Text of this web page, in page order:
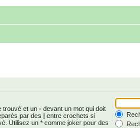
trouvé et un - devant un mot qui doit
par des | entre crochets si
Utilisez un * comme joker pour des